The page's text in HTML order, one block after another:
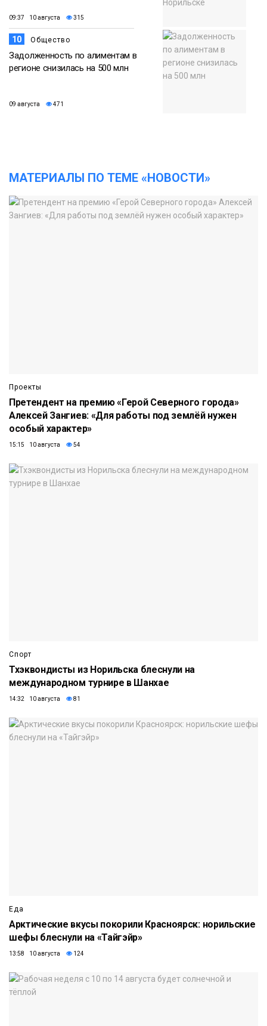
09:37 10 августа 315
10 Общество
Задолженность по алиментам в
регионе снизилась на 500 млн
09 августа 471
МАТЕРИАЛЫ ПО ТЕМЕ «НОВОСТИ»
Проекты
Претендент на премию «Герой Северного города»
Алексей Зангиев: «Для работы под землёй нужен
особый характер»
15:15 10 августа 54
Спорт
Тхэквондисты из Норильска блеснули на
международном турнире в Шанхае
14:32 10 августа 81
Еда
Арктические вкусы покорили Красноярск: норильские
шефы блеснули на «Тайгэйр»
13:58 10 августа 124